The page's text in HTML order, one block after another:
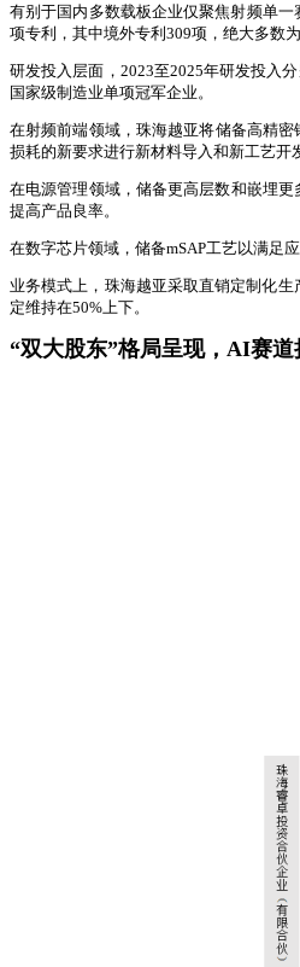
有别于国内多数载板企业仅聚焦射频单
项专利，其中境外专利309项，绝大多数为
研发投入层面，2023至2025年研发投入
国家级制造业单项冠军企业。
在射频前端领域，珠海越亚将储备高精
损耗的新要求进行新材料导入和新工艺开
在电源管理领域，储备更高层数和嵌埋
提高产品良率。
在数字芯片领域，储备mSAP工艺以满足
业务模式上，珠海越亚采取直销定制化
定维持在50%上下。
“双大股东”格局呈现，AI赛道